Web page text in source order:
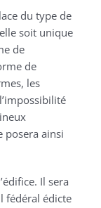
du type de
soit unique
de
de
les
posera ainsi
Il sera
fédéral édicte